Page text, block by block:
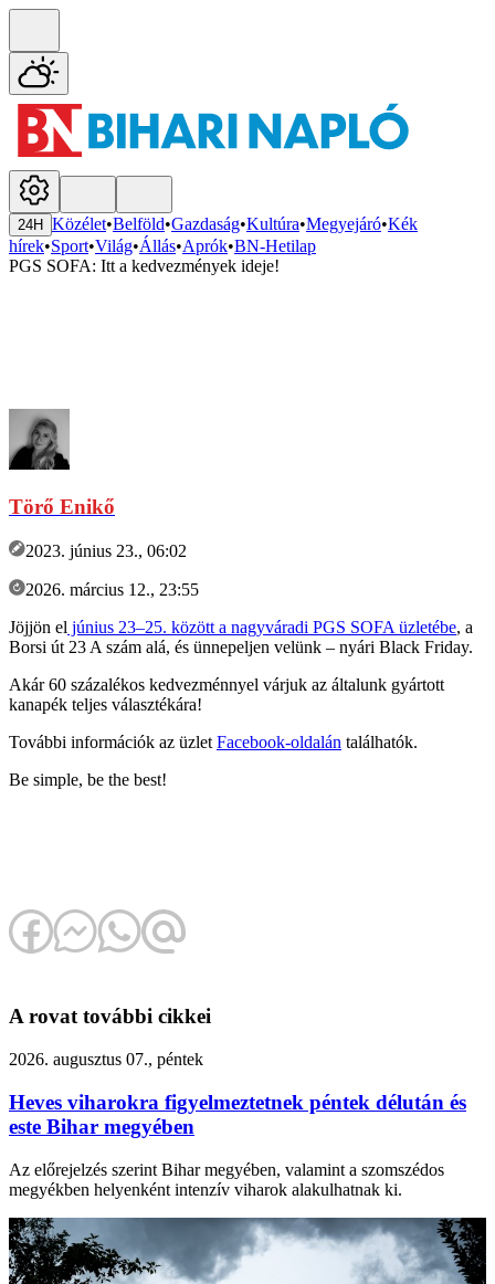
24H Közélet•Belföld•Gazdaság•Kultúra•Megyejáró•Kék
hírek•Sport•Világ•Állás•Aprók•BN-Hetilap
PGS SOFA: Itt a kedvezmények ideje!
Törő Enikő
2023. június 23., 06:02
2026. március 12., 23:55
Jöjjön el június 23–25. között a nagyváradi PGS SOFA üzletébe, a
Borsi út 23 A szám alá, és ünnepeljen velünk – nyári Black Friday.
Akár 60 százalékos kedvezménnyel várjuk az általunk gyártott
kanapék teljes választékára!
További információk az üzlet Facebook-oldalán találhatók.
Be simple, be the best!
A rovat további cikkei
2026. augusztus 07., péntek
Heves viharokra figyelmeztetnek péntek délután és
este Bihar megyében
Az előrejelzés szerint Bihar megyében, valamint a szomszédos
megyékben helyenként intenzív viharok alakulhatnak ki.